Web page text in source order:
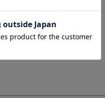
CABINZERO キャビンゼロ - CLASSIC 36L
バックパック リュック
¥11,550